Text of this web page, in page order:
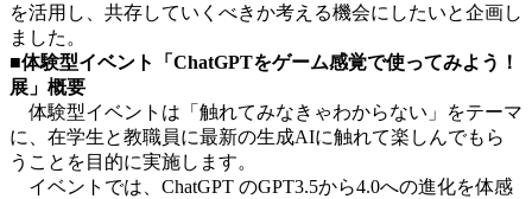
を活用し、共存していくべきか考える機会にしたいと企画し
ました。
■体験型イベント「ChatGPTをゲーム感覚で使ってみよう！
展」概要
体験型イベントは「触れてみなきゃわからない」をテーマ
に、在学生と教職員に最新の生成AIに触れて楽しんでもら
うことを目的に実施します。
イベントでは、ChatGPT のGPT3.5から4.0への進化を体感